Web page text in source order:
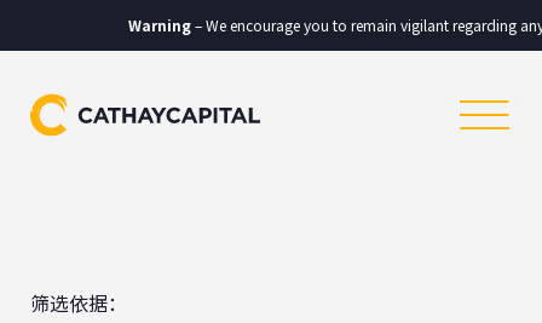
– We encourage you to remain vigilant regarding any
筛选依据：